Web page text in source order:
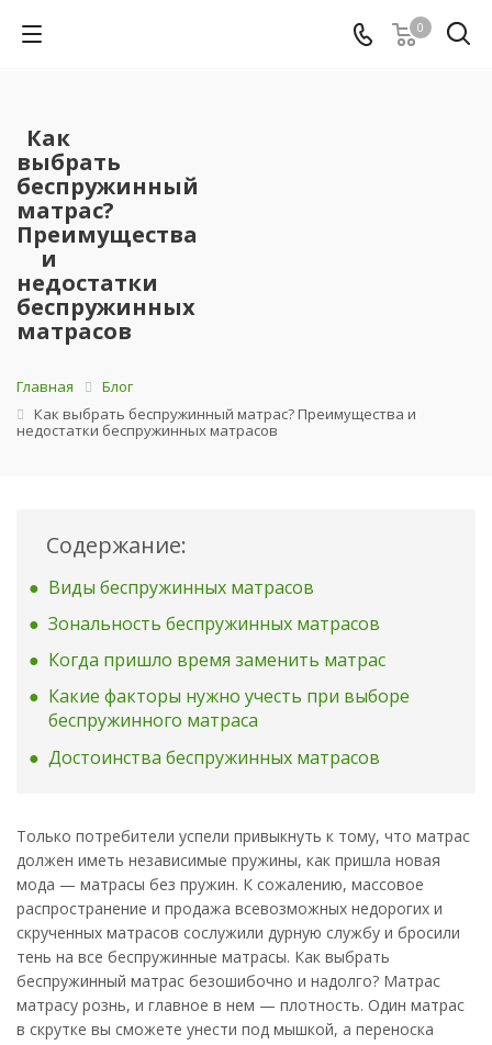
0
Как
выбрать
беспружинный
матрас?
Преимущества
и
недостатки
беспружинных
матрасов
Главная
Блог
Как выбрать беспружинный матрас? Преимущества и
недостатки беспружинных матрасов
Содержание:
Виды беспружинных матрасов
Зональность беспружинных матрасов
Когда пришло время заменить матрас
Какие факторы нужно учесть при выборе
беспружинного матраса
Достоинства беспружинных матрасов
Только потребители успели привыкнуть к тому, что матрас
должен иметь независимые пружины, как пришла новая
мода — матрасы без пружин. К сожалению, массовое
распространение и продажа всевозможных недорогих и
скрученных матрасов сослужили дурную службу и бросили
тень на все беспружинные матрасы. Как выбрать
беспружинный матрас безошибочно и надолго? Матрас
матрасу рознь, и главное в нем — плотность. Один матрас
в скрутке вы сможете унести под мышкой, а переноска